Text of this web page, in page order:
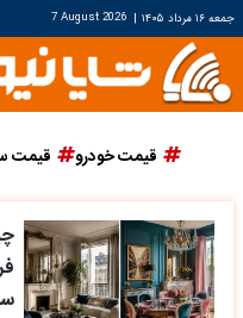
جمعه ۱۶ مرداد ۱۴۰۵ |
7 August 2026
قیمت خودرو قیمت